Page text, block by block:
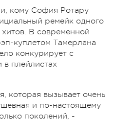
кому София Ротару
ремейк одного
В современной
куплетом Тамерлана
конкурирует с
в плейлистах
которая вызывает очень
и по-настоящему
поколений, -